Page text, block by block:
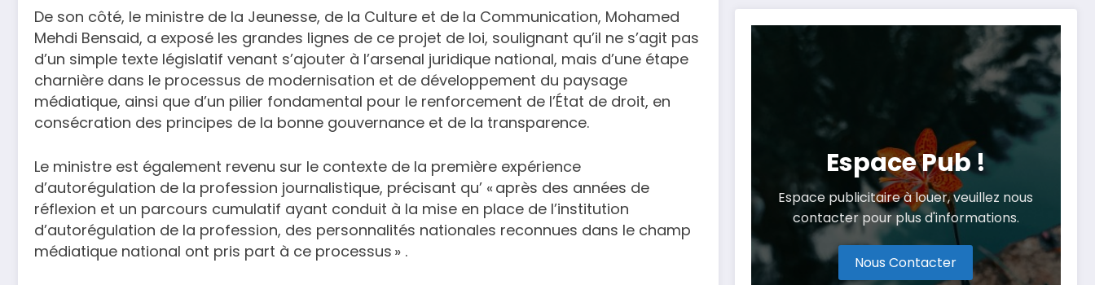
De son côté, le ministre de la Jeunesse, de la Culture et de la Communication, Mohamed
Mehdi Bensaid, a exposé les grandes lignes de ce projet de loi, soulignant qu’il ne s’agit pas
d’un simple texte législatif venant s’ajouter à l’arsenal juridique national, mais d’une étape
charnière dans le processus de modernisation et de développement du paysage
médiatique, ainsi que d’un pilier fondamental pour le renforcement de l’État de droit, en
consécration des principes de la bonne gouvernance et de la transparence.
Le ministre est également revenu sur le contexte de la première expérience
d’autorégulation de la profession journalistique, précisant qu’ « après des années de
réflexion et un parcours cumulatif ayant conduit à la mise en place de l’institution
d’autorégulation de la profession, des personnalités nationales reconnues dans le champ
médiatique national ont pris part à ce processus » .
de l’intelligence
artificielle
Espace Pub !
Espace publicitaire à louer, veuillez nous
contacter pour plus d'informations.
Nous Contacter